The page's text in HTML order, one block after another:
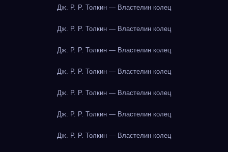
Дж. Р. Р. Толкин — Властелин колец
Дж. Р. Р. Толкин — Властелин колец
Дж. Р. Р. Толкин — Властелин колец
Дж. Р. Р. Толкин — Властелин колец
Дж. Р. Р. Толкин — Властелин колец
Дж. Р. Р. Толкин — Властелин колец
Дж. Р. Р. Толкин — Властелин колец